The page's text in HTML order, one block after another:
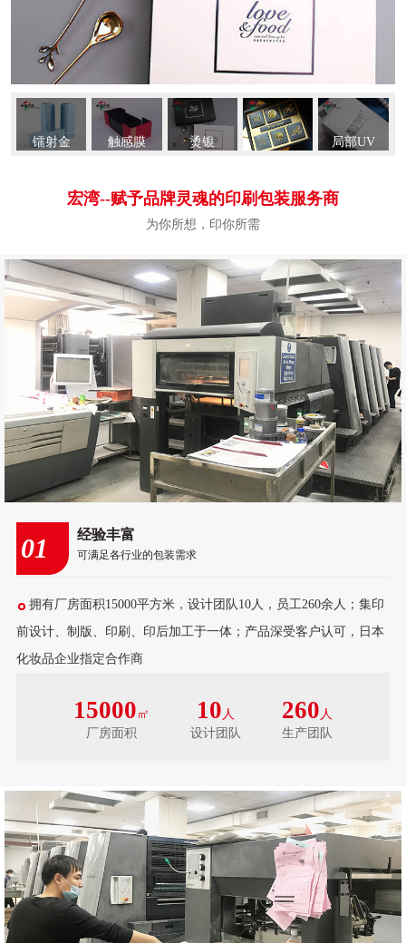
镭射金 触感膜 烫银 局部UV
宏湾--赋予品牌灵魂的印刷包装服务商
为你所想，印你所需
01 经验丰富
可满足各行业的包装需求
拥有厂房面积15000平方米，设计团队10人，员工260余人；集印
前设计、制版、印刷、印后加工于一体；产品深受客户认可，日本
化妆品企业指定合作商
15000 ㎡
厂房面积
10 人
设计团队
260 人
生产团队